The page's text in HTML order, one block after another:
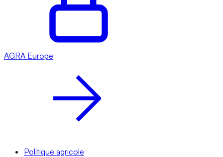
AGRA Europe
Politique agricole